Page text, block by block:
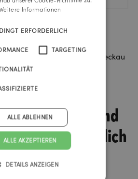
Caritas Diözese Graz-Seckau
Spot und
sind unglaublich
gelungen.
Informationen
ERFORDERLICH
TARGETING
ALLE AKZEPTIEREN
ALLE ABLEHNEN
DETAILS ANZEIGEN